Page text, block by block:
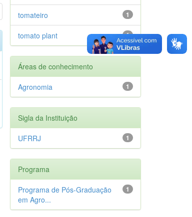
1
tomateiro
1
tomato plant
Áreas de conhecimento
1
Agronomia
Sigla da Instituição
1
UFRRJ
Programa
1
Programa de Pós-Graduação
em Agro...